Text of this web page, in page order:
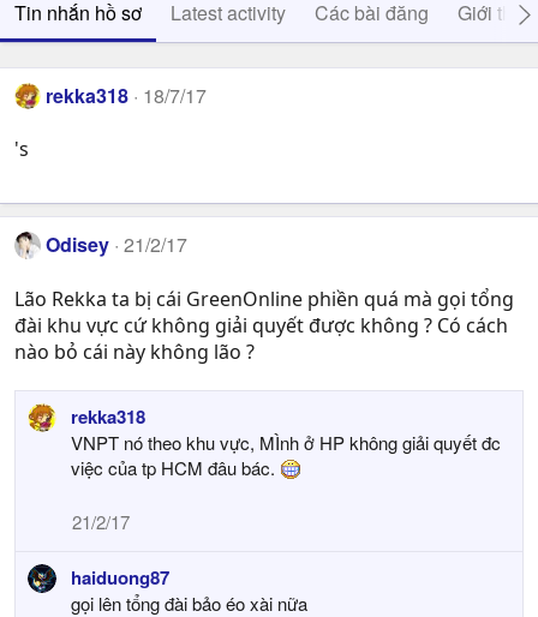
Tin nhắn hồ sơ Latest activity Các bài đăng Giới thiệu
rekka318 18/7/17
's
Odisey 21/2/17
Lão Rekka ta bị cái GreenOnline phiền quá mà gọi tổng
đài khu vực cứ không giải quyết được không ? Có cách
nào bỏ cái này không lão ?
rekka318
VNPT nó theo khu vực, MÌnh ở HP không giải quyết đc
việc của tp HCM đâu bác.
21/2/17
haiduong87
gọi lên tổng đài bảo éo xài nữa